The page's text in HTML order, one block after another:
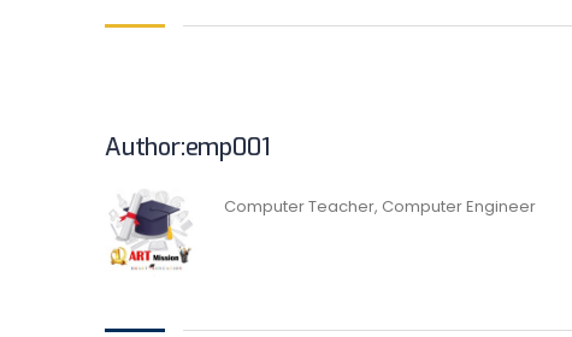
Author:emp001
Computer Teacher, Computer Engineer